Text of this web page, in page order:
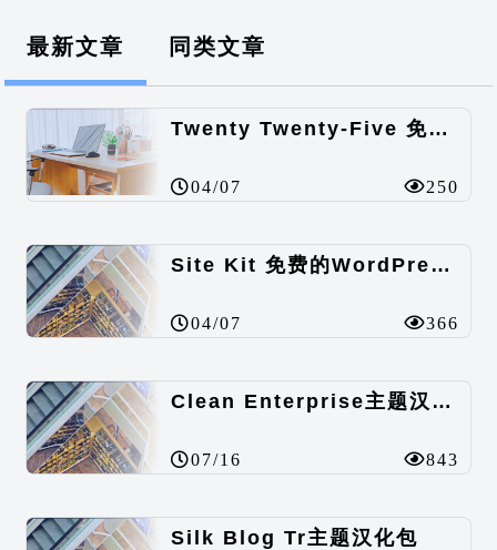
最新文章 同类文章
Twenty Twenty-Five 免费的WordPress内容主题
04/07 250
Site Kit 免费的WordPress数据统计插件
04/07 366
Clean Enterprise主题汉化包
07/16 843
Silk Blog Tr主题汉化包